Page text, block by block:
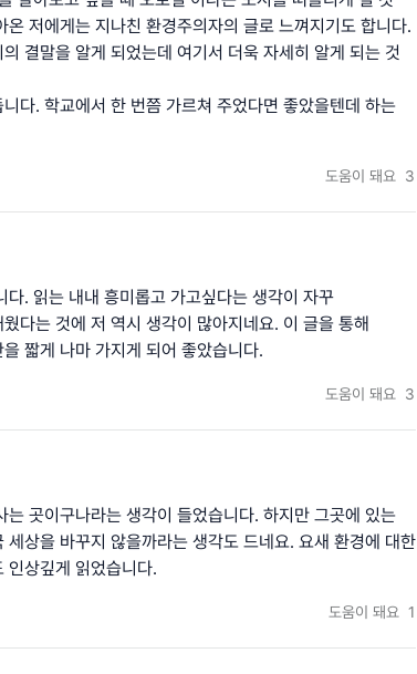
저에게는 지나친 환경주의자의 글로 느껴지기도 합니다.
결말을 알게 되었는데 여기서 더욱 자세히 알게 되는 것
다. 학교에서 한 번쯤 가르쳐 주었다면 좋았을텐데 하는
도움이 돼요 3
. 읽는 내내 흥미롭고 가고싶다는 생각이 자꾸
다는 것에 저 역시 생각이 많아지네요. 이 글을 통해
짧게 나마 가지게 되어 좋았습니다.
도움이 돼요 3
곳이구나라는 생각이 들었습니다. 하지만 그곳에 있는
상을 바꾸지 않을까라는 생각도 드네요. 요새 환경에 대한
인상깊게 읽었습니다.
도움이 돼요 1